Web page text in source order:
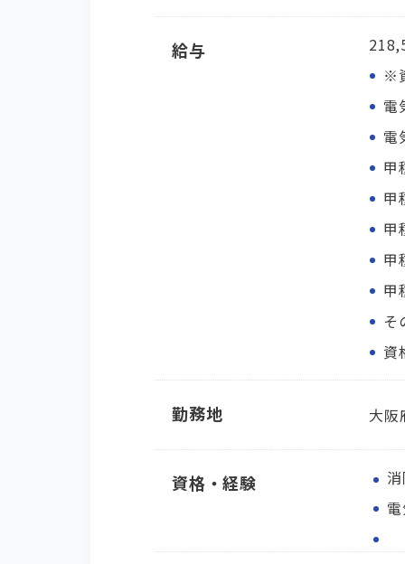
給与
※
電
電
甲
甲
甲
甲
そ
資
勤務地 大阪
資格・経験